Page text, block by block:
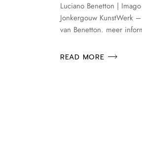
Luciano Benetton |
Jonkergouw KunstWerk
van Benetton. meer
READ MORE